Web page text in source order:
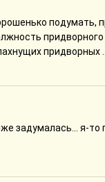
подумать,
придворных
задумалась... я-то